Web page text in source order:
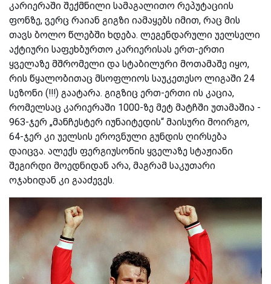
კარიერაში შექმნილი სამაგალითო რეპუტაციის
ფონზე, ვერც რაიან გიგზი იამაყებს იმით, რაც მის
თავს ბოლო წლებში ხდება. ლეგენდარული უელსელი
აქტიური საფეხბურთო კარიერისას ერთ-ერთი
ყველაზე მშრომელი და სტაბილური მოთამაშე იყო,
რის წყალობითაც მსოფლიოს საუკეთესო ლიგაში 24
სეზონი (!!!) გაატარა. გიგზიც ერთ-ერთი ის კაცია,
რომელსაც კარიერაში 1000-ზე მეტ მატჩში უთამაშია -
963-ჯერ „მანჩესტერ იუნაიტედის“ მაისური მოირგო,
64-ჯერ კი უელსის ეროვნული გუნდის ღირსება
დაიცვა. ალექს ფერგიუსონის ყველაზე სტაჟიანი
შეგირდი მოედნიდან არა, მაგრამ საკუთარი
ოჯახიდან კი გააძევეს.